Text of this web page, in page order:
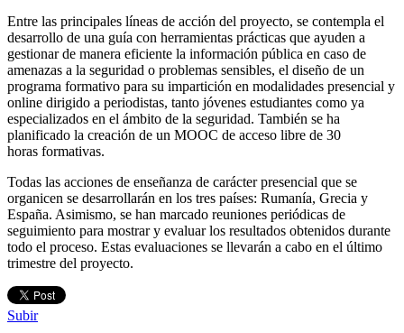
Entre las principales líneas de acción del proyecto, se contempla el
desarrollo de una guía con herramientas prácticas que ayuden a
gestionar de manera eficiente la información pública en caso de
amenazas a la seguridad o problemas sensibles, el diseño de un
programa formativo para su impartición en modalidades presencial y
online dirigido a periodistas, tanto jóvenes estudiantes como ya
especializados en el ámbito de la seguridad. También se ha
planificado la creación de un MOOC de acceso libre de 30
horas formativas.
Todas las acciones de enseñanza de carácter presencial que se
organicen se desarrollarán en los tres países: Rumanía, Grecia y
España. Asimismo, se han marcado reuniones periódicas de
seguimiento para mostrar y evaluar los resultados obtenidos durante
todo el proceso. Estas evaluaciones se llevarán a cabo en el último
trimestre del proyecto.
Subir